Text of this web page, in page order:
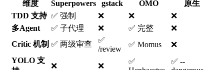
维度 Superpowers gstack OMO
原生
TDD 支持 ✅ 强制 ❌ ❌
❌
多Agent
✅ 子代理 ❌ ✅ 完整
❌
Critic 机制 ✅ 两级审查
✅
/review
✅ Momus
❌
YOLO 支
❌ ❌
✅
✅ --